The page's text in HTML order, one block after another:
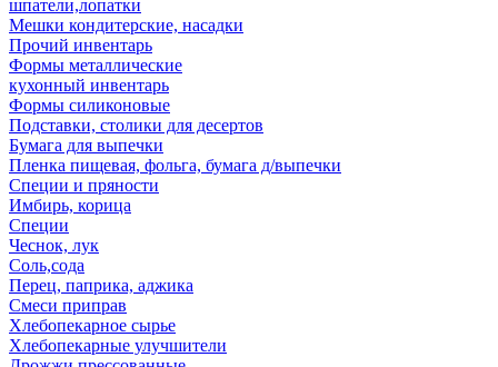
шпатели,лопатки
Мешки кондитерские, насадки
Прочий инвентарь
Формы металлические
кухонный инвентарь
Формы силиконовые
Подставки, столики для десертов
Бумага для выпечки
Пленка пищевая, фольга, бумага д/выпечки
Специи и пряности
Имбирь, корица
Специи
Чеснок, лук
Соль,сода
Перец, паприка, аджика
Смеси приправ
Хлебопекарное сырье
Хлебопекарные улучшители